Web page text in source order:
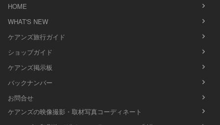
HOME
WHAT'S NEW
ケアンズ旅行ガイド
ショップガイド
ケアンズ掲示板
バックナンバー
お問合せ
ケアンズの映像撮影・取材写真コーディネート